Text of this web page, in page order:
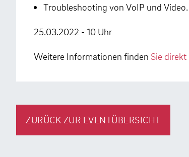
Troubleshooting von VoIP und Video.
25.03.2022 - 10 Uhr
Weitere Informationen finden Sie
ZURÜCK ZUR EVENTÜBERSICHT